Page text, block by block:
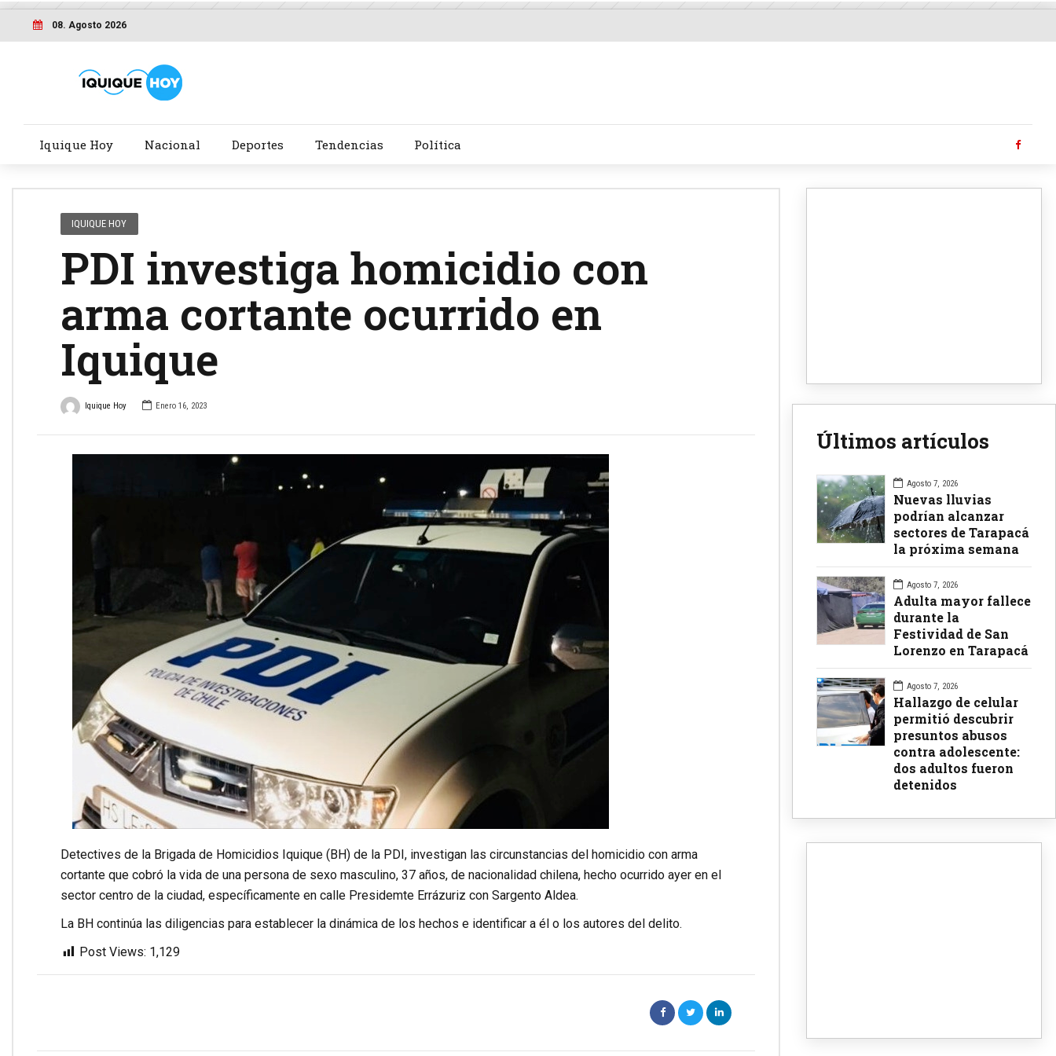
08. Agosto 2026
Iquique Hoy Nacional Deportes Tendencias Política
IQUIQUE HOY
PDI investiga homicidio con
arma cortante ocurrido en
Iquique
Iquique Hoy Enero 16, 2023
Detectives de la Brigada de Homicidios Iquique (BH) de la PDI, investigan las circunstancias del homicidio con arma
cortante que cobró la vida de una persona de sexo masculino, 37 años, de nacionalidad chilena, hecho ocurrido ayer en el
sector centro de la ciudad, específicamente en calle Presidemte Errázuriz con Sargento Aldea.
La BH continúa las diligencias para establecer la dinámica de los hechos e identificar a él o los autores del delito.
Post Views: 1,129
Últimos artículos
Agosto 7, 2026
Nuevas lluvias
podrían alcanzar
sectores de Tarapacá
la próxima semana
Agosto 7, 2026
Adulta mayor fallece
durante la
Festividad de San
Lorenzo en Tarapacá
Agosto 7, 2026
Hallazgo de celular
permitió descubrir
presuntos abusos
contra adolescente:
dos adultos fueron
detenidos